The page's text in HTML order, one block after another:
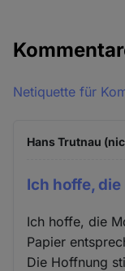
Netiquette für
Hans Trutnau
Ich hoffe,
Ich hoffe, die
Papier
Die Hoffnung